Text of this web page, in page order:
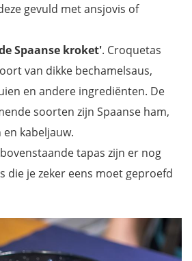
gevuld met ansjovis of
Spaanse kroket'. Croquetas
van dikke bechamelsaus,
en andere ingrediënten. De
soorten zijn Spaanse ham,
kabeljauw.
tapas zijn er nog
die je zeker eens moet geproefd